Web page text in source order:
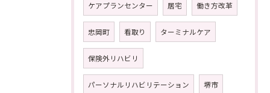
ケアプランセンター 居宅 働き方改革
忠岡町 看取り ターミナルケア
保険外リハビリ
パーソナルリハビリテーション 堺市